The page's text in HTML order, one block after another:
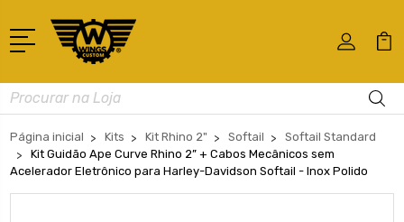
Busca
Página inicial Kits Kit Rhino 2" Softail
Softail Standard
Kit Guidão Ape Curve Rhino 2” + Cabos Mecânicos sem
Acelerador Eletrônico para Harley-Davidson Softail - Inox Polido